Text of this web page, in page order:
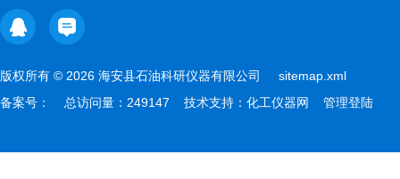
版权所有 © 2026 海安县石油科研仪器有限公司 sitemap.xml
备案号：
总访问量：249147 技术支持： 化工仪器网 管理登陆